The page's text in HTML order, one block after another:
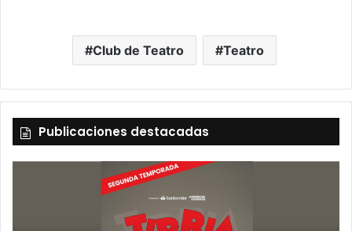
Club de Teatro Teatro
Publicaciones destacadas